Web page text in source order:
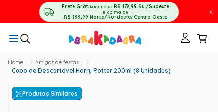
Frete Grátisacima deR$ 179,99 Sul/Sudeste
e acima de
R$ 299,99 Norte/Nordeste/Centro Oeste
X
Artigos de festas
Copo de Descartável Harry Potter 200ml (8 Unidades)
Produtos Similares